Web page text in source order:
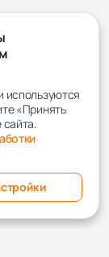
используются
«Принять